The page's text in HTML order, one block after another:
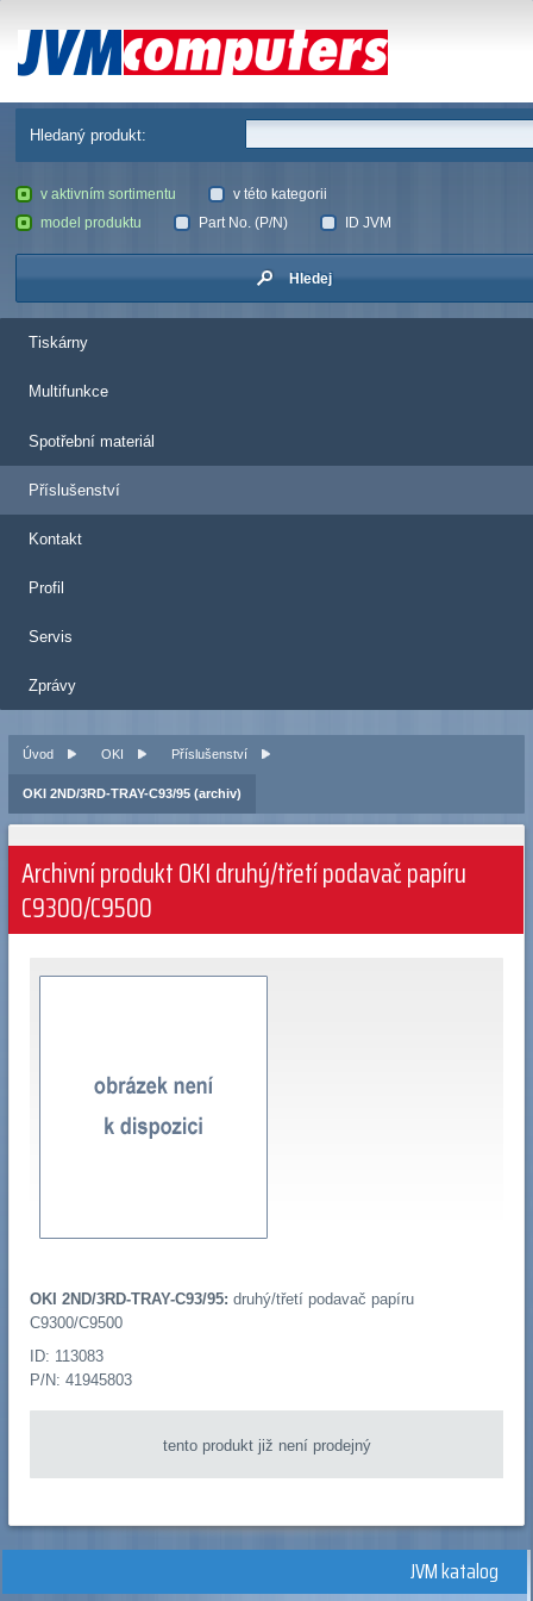
JVM Computers
Hledaný produkt:
v aktivním sortimentu
v této kategorii
model produktu
Part No. (P/N) ID JVM
Hledej
Tiskárny
Multifunkce
Spotřební materiál
Příslušenství
Kontakt
Profil
Servis
Zprávy
Úvod OKI Příslušenství
OKI 2ND/3RD-TRAY-C93/95 (archiv)
Archivní produkt OKI druhý/třetí podavač papíru
C9300/C9500
OKI 2ND/3RD-TRAY-C93/95: druhý/třetí podavač papíru
C9300/C9500
ID: 113083
P/N: 41945803
tento produkt již není prodejný
JVM katalog